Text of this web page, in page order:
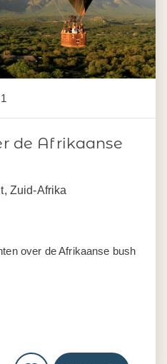
de Afrikaanse
Zuid-Afrika
over de Afrikaanse bush